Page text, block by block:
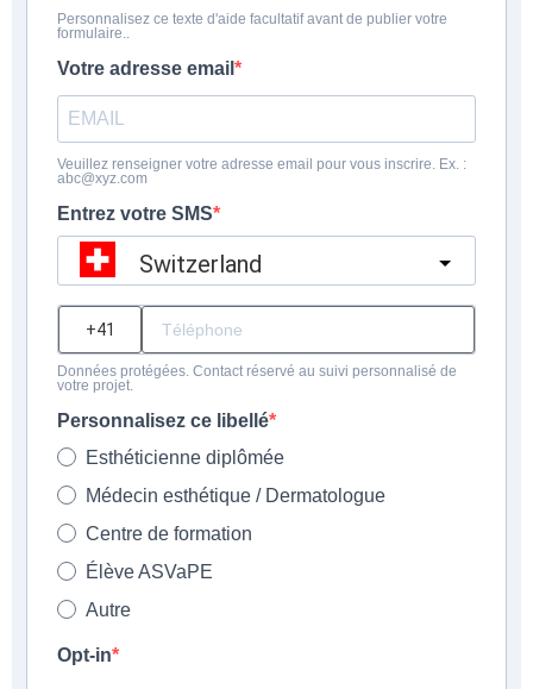
Personnalisez ce texte d'aide facultatif avant de publier votre
formulaire..
Votre adresse email
Veuillez renseigner votre adresse email pour vous inscrire. Ex. :
abc@xyz.com
Entrez votre SMS
Switzerland
Données protégées. Contact réservé au suivi personnalisé de
votre projet.
Personnalisez ce libellé
Esthéticienne diplômée
Médecin esthétique / Dermatologue
Centre de formation
Élève ASVaPE
Autre
Opt-in